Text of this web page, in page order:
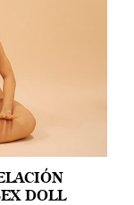
DOLL